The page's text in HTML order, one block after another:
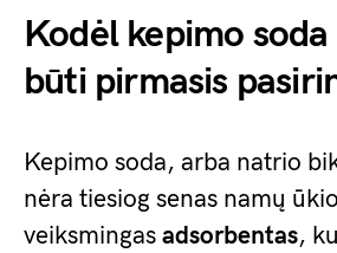
Kodėl kepimo
būti pirmasis
Kepimo soda, arba natrio
nėra tiesiog senas namų
veiksmingas adsorbentas,